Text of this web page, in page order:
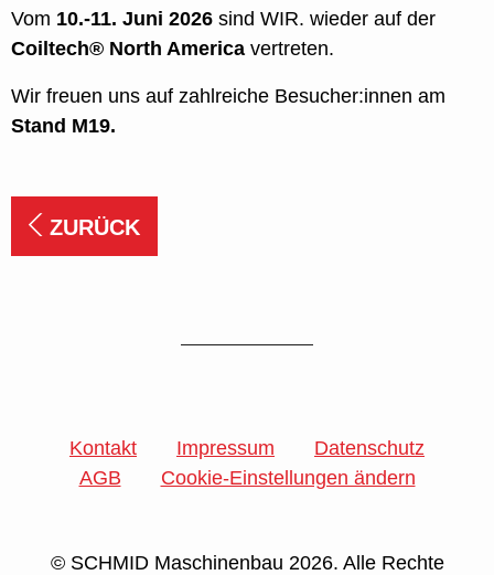
Vom 10.-11. Juni 2026 sind WIR. wieder auf der
Coiltech® North America vertreten.
Wir freuen uns auf zahlreiche Besucher:innen am
Stand M19.
ZURÜCK
Kontakt Impressum
Datenschutz
AGB
Cookie-Einstellungen ändern
© SCHMID Maschinenbau 2026. Alle Rechte